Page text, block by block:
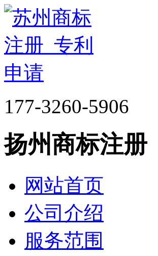
177-3260-5906
扬州商标注册
网站首页
公司介绍
服务范围